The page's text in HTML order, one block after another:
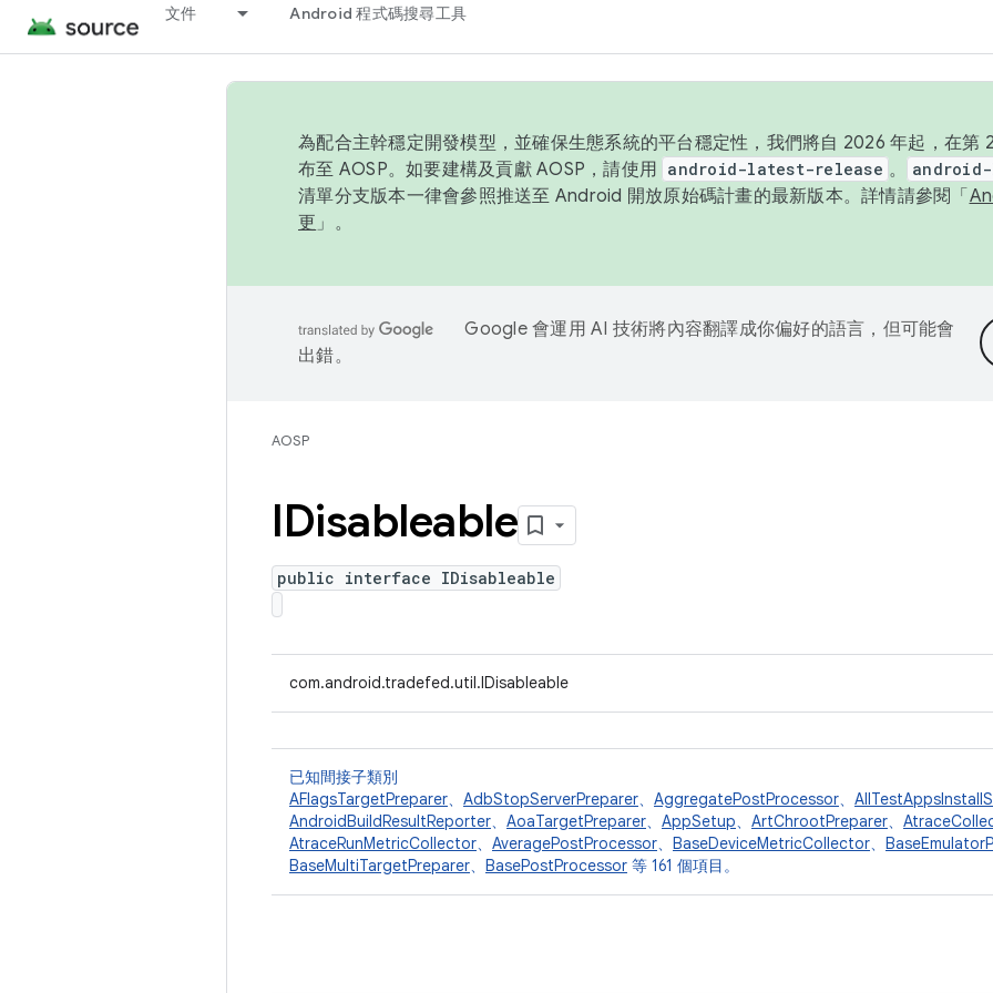
文件 Android 程式碼搜尋工具
為配合主幹穩定開發模型，並確保生態系統的平台穩定性，我們將自 2026 年起，在第
布至 AOSP。如要建構及貢獻 AOSP，請使用 android-latest-release 。
清單分支版本一律會參照推送至 Android 開放原始碼計畫的最新版本。詳情請參閱「
更 」。
Google 會運用 AI 技術將內容翻譯成你偏好的語言，但可能會
出錯。
AOSP
IDisableable
public interface IDisableable
com.android.tradefed.util.IDisableable
已知間接子類別
AFlagsTargetPreparer、 AdbStopServerPreparer、 AggregatePostProcessor、
AndroidBuildResultReporter、 AoaTargetPreparer、 AppSetup、 ArtChrootPreparer、
AtraceRunMetricCollector、 AveragePostProcessor、 BaseDeviceMetricCollector、
BaseMultiTargetPreparer、 BasePostProcessor 等 161 個項目。